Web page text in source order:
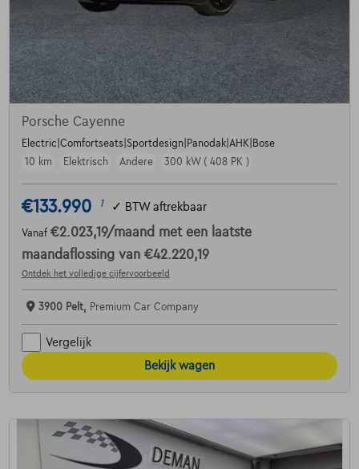
Porsche Cayenne
Electric|Comfortseats|Sportdesign|Panodak|AHK|Bose
10 km
Elektrisch Andere 300 kW ( 408 PK )
€133.990 1 ✓ BTW aftrekbaar
Vanaf €2.023,19/maand met een laatste
maandaflossing van €42.220,19
Ontdek het volledige cijfervoorbeeld
3900 Pelt, Premium Car Company
Vergelijk
Bekijk wagen